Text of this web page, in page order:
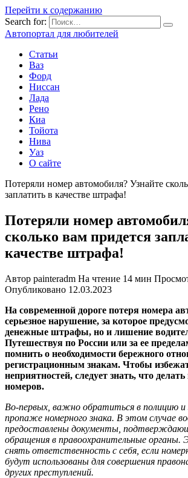
Перейти к содержанию
Search for:
Автопортал для любителей
Статьи
Ваз
Форд
Ниссан
Лада
Рено
Киа
Тойота
Нива
Уаз
О сайте
Потеряли номер автомобиля? Узнайте
заплатить в качестве штрафа!
Потеряли номер
сколько вам придется
качестве штрафа!
Автор painteradm На чтение 14 мин
Опубликовано 12.03.2023
На современной дороге потеря номера
серьезное нарушение, за которое
денежные штрафы, но и лишение
Путешествуя по России или за ее
помнить о необходимости бережного
регистрационным знакам. Чтобы
неприятностей, следует знать, что
номеров.
Во-первых, важно обратиться в полицию и
пропаже номерного знака. В этом случае
предоставлены документы,
обращения в правоохранительные
снять ответственность с себя, если
будут использованы для совершения
других преступлений.